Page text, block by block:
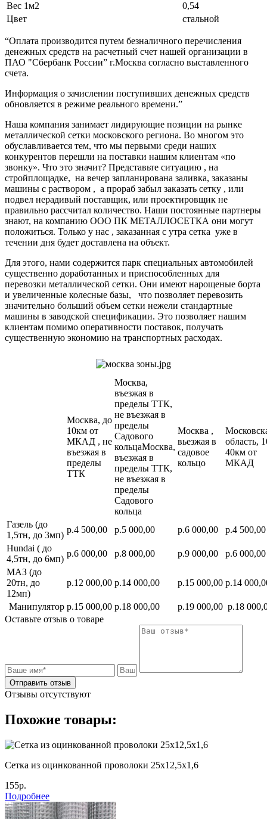
Вес 1м2
0,54
Цвет
стальной
“Оплата производится путем безналичного перечисления
денежных средств на расчетный счет нашей организации в
ПАО "Сбербанк России” г.Москва согласно выставленного
счета.
Информация о зачислении поступивших денежных средств
обновляется в режиме реального времени.”
Наша компания занимает лидирующие позиции на рынке
металлической сетки московского региона. Во многом это
обуславливается тем, что мы первыми среди наших
конкурентов перешли на поставки нашим клиентам «по
звонку». Что это значит? Представьте ситуацию , на
стройплощадке, на вечер запланирована заливка, заказаны
машины с раствором , а прораб забыл заказать сетку , или
подвел нерадивый поставщик, или проектировщик не
правильно рассчитал количество. Наши постоянные партнеры
знают, на компанию ООО ПК МЕТАЛЛОСЕТКА они могут
положиться. Только у нас , заказанная с утра сетка уже в
течении дня будет доставлена на объект.
Для этого, нами содержится парк специальных автомобилей
существенно доработанных и приспособленных для
перевозки металлической сетки. Они имеют нарощеные борта
и увеличенные колесные базы, что позволяет перевозить
значительно больший объем сетки нежели стандартные
машины в заводской спецификации. Это позволяет нашим
клиентам помимо оперативности поставок, получать
существенную экономию на транспортных расходах.
Москва, до
10км от
МКАД , не
въезжая в
пределы
ТТК
Москва,
въезжая в
пределы ТТК,
не въезжая в
пределы
Садового
кольцаМосква,
въезжая в
пределы ТТК,
не въезжая в
пределы
Садового
кольца
Москва ,
вьезжая в
садовое
кольцо
область,
40км от
МКАД
Газель (до
1,5тн, до 3мп)
р.4 500,00 р.5 000,00 р.6 000,00
р.4 500,00
Hundai ( до
4,5тн, до 6мп)
р.6 000,00 р.8 000,00 р.9 000,00
р.6 000,00
МАЗ (до
20тн, до
12мп)
р.12 000,00 р.14 000,00 р.15 000,00 р.14
Манипулятор р.15 000,00 р.18 000,00 р.19 000,00 р.18
Оставьте отзыв о товаре
Отправить отзыв
Отзывы отсутствуют
Похожие товары:
Сетка из оцинкованной проволоки 25х12,5х1,6
155р.
Подробнее